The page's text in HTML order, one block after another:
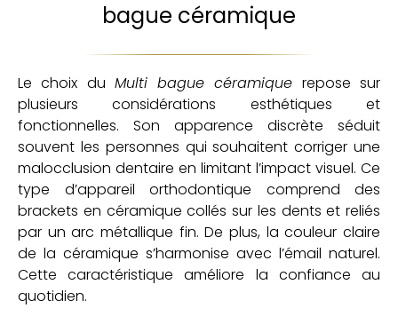
bague céramique
Le choix du Multi bague céramique repose sur
plusieurs considérations esthétiques et
fonctionnelles. Son apparence discrète séduit
souvent les personnes qui souhaitent corriger une
malocclusion dentaire en limitant l’impact visuel. Ce
type d’appareil orthodontique comprend des
brackets en céramique collés sur les dents et reliés
par un arc métallique fin. De plus, la couleur claire
de la céramique s’harmonise avec l’émail naturel.
Cette caractéristique améliore la confiance au
quotidien.